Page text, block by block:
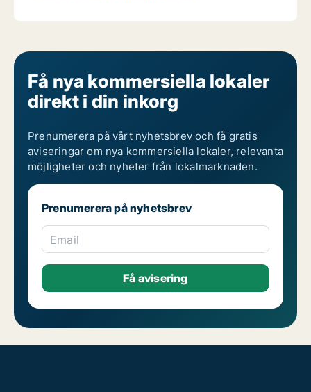
Få nya kommersiella lokaler
direkt i din inkorg
Prenumerera på vårt nyhetsbrev och få gratis
aviseringar om nya kommersiella lokaler, relevanta
möjligheter och nyheter från lokalmarknaden.
Prenumerera på nyhetsbrev
Email